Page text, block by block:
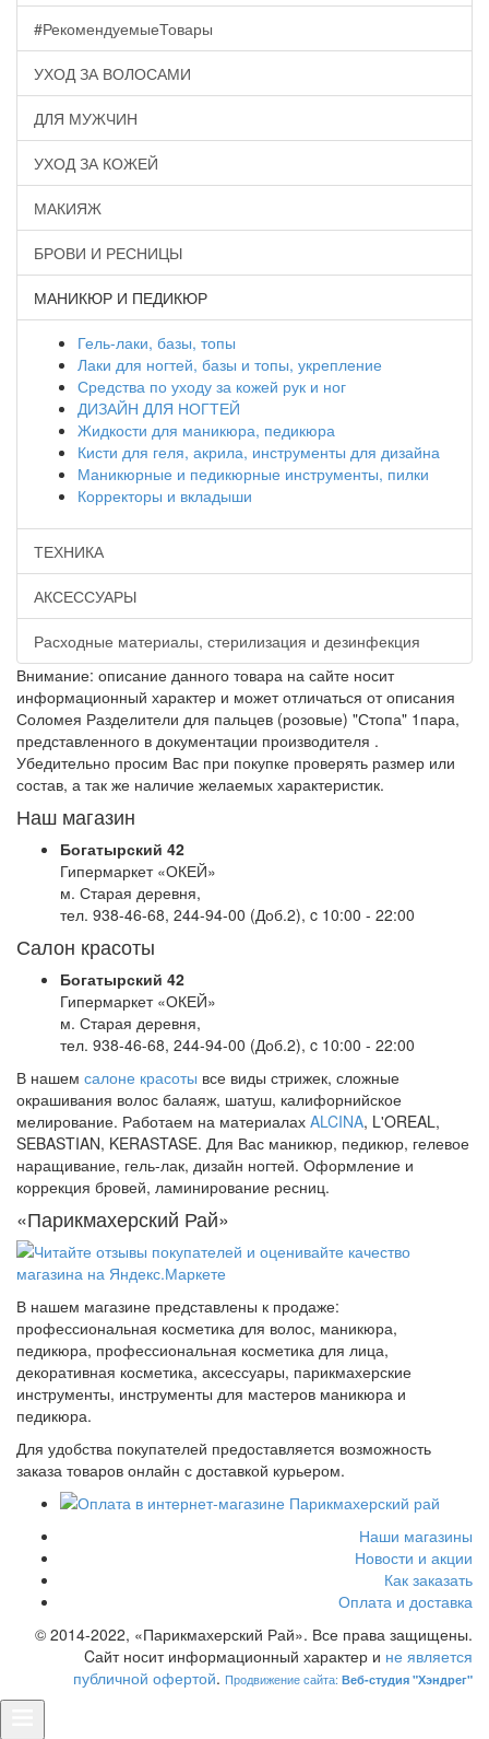
#РекомендуемыеТовары
УХОД ЗА ВОЛОСАМИ
ДЛЯ МУЖЧИН
УХОД ЗА КОЖЕЙ
МАКИЯЖ
БРОВИ И РЕСНИЦЫ
МАНИКЮР И ПЕДИКЮР
Гель-лаки, базы, топы
Лаки для ногтей, базы и топы, укрепление
Средства по уходу за кожей рук и ног
ДИЗАЙН ДЛЯ НОГТЕЙ
Жидкости для маникюра, педикюра
Кисти для геля, акрила, инструменты для дизайна
Маникюрные и педикюрные инструменты, пилки
Корректоры и вкладыши
ТЕХНИКА
АКСЕССУАРЫ
Расходные материалы, стерилизация и дезинфекция
Внимание: описание данного товара на сайте носит
информационный характер и может отличаться от описания
Соломея Разделители для пальцев (розовые) "Стопа" 1пара,
представленного в документации производителя .
Убедительно просим Вас при покупке проверять размер или
состав, а так же наличие желаемых характеристик.
Наш магазин
Богатырский 42
Гипермаркет «ОКЕЙ»
м. Старая деревня,
тел. 938-46-68, 244-94-00 (Доб.2), c 10:00 - 22:00
Салон красоты
Богатырский 42
Гипермаркет «ОКЕЙ»
м. Старая деревня,
тел. 938-46-68, 244-94-00 (Доб.2), c 10:00 - 22:00
В нашем салоне красоты все виды стрижек, сложные
окрашивания волос балаяж, шатуш, калифорнийское
мелирование. Работаем на материалах ALCINA, L'OREAL,
SEBASTIAN, KERASTASE. Для Вас маникюр, педикюр, гелевое
наращивание, гель-лак, дизайн ногтей. Оформление и
коррекция бровей, ламинирование ресниц.
«Парикмахерский Рай»
В нашем магазине представлены к продаже:
профессиональная косметика для волос, маникюра,
педикюра, профессиональная косметика для лица,
декоративная косметика, аксессуары, парикмахерские
инструменты, инструменты для мастеров маникюра и
педикюра.
Для удобства покупателей предоставляется возможность
заказа товаров онлайн с доставкой курьером.
Наши магазины
Новости и акции
Как заказать
Оплата и доставка
© 2014-2022, «Парикмахерский Рай». Все права защищены.
Cайт носит информационный характер и не является
публичной офертой. Продвижение сайта: Веб-студия "Хэндрег"